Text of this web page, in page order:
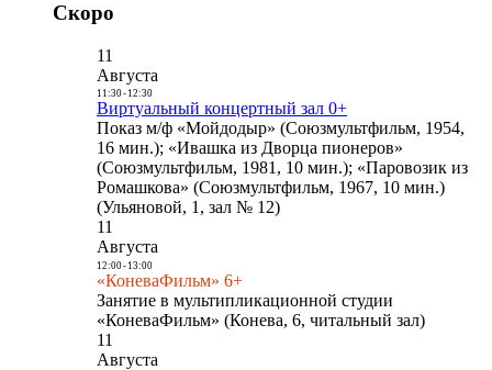
Скоро
11
Августа
11:30- 12:30
Виртуальный концертный зал 0+
Показ м/ф «Мойдодыр» (Союзмультфильм, 1954,
16 мин.); «Ивашка из Дворца пионеров»
(Союзмультфильм, 1981, 10 мин.); «Паровозик из
Ромашкова» (Союзмультфильм, 1967, 10 мин.)
(Ульяновой, 1, зал № 12)
11
Августа
12:00- 13:00
«КоневаФильм» 6+
Занятие в мультипликационной студии
«КоневаФильм» (Конева, 6, читальный зал)
11
Августа